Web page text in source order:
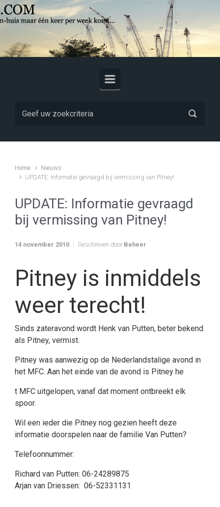
Skip to main content
Home
Nieuws
UPDATE: Informatie gevraagd bij vermissing van Pitney!
UPDATE: Informatie gevraagd
bij vermissing van Pitney!
14 november 2010 Geschreven door Beheer
Pitney is inmiddels
weer terecht!
Sinds zateravond wordt Henk van Putten, beter bekend
als Pitney, vermist.
Pitney was aanwezig op de Nederlandstalige avond in
het MFC. Aan het einde van de avond is Pitney he
t MFC uitgelopen, vanaf dat moment ontbreekt elk
spoor.
Wil een ieder die Pitney nog gezien heeft deze
informatie doorspelen naar de familie Van Putten?
Telefoonnummer:
Richard van Putten: 06-24289875
Arjan van Driessen: 06-52331131